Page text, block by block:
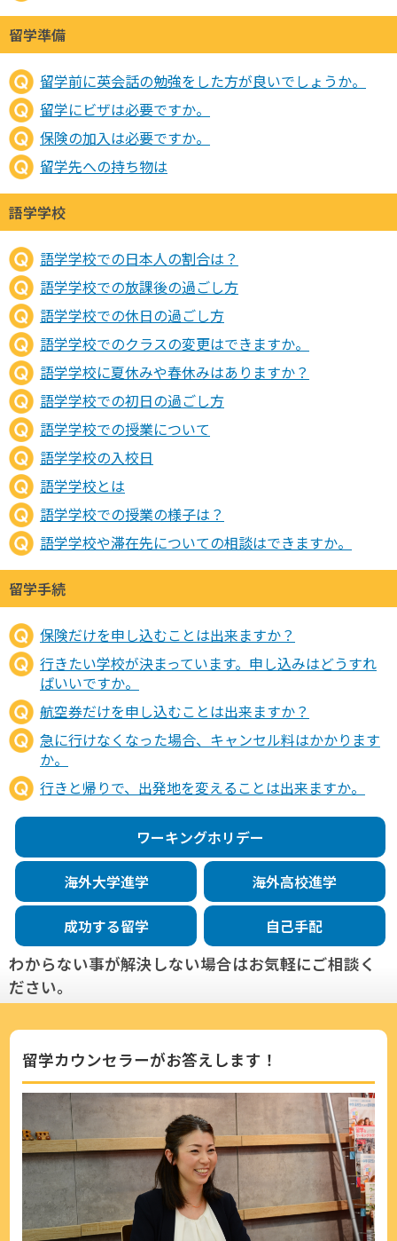
留学準備
留学前に英会話の勉強をした方が良いでしょうか。
留学にビザは必要ですか。
保険の加入は必要ですか。
留学先への持ち物は
語学学校
語学学校での日本人の割合は？
語学学校での放課後の過ごし方
語学学校での休日の過ごし方
語学学校でのクラスの変更はできますか。
語学学校に夏休みや春休みはありますか？
語学学校での初日の過ごし方
語学学校での授業について
語学学校の入校日
語学学校とは
語学学校での授業の様子は？
語学学校や滞在先についての相談はできますか。
留学手続
保険だけを申し込むことは出来ますか？
行きたい学校が決まっています。申し込みはどうすれ
ばいいですか。
航空券だけを申し込むことは出来ますか？
急に行けなくなった場合、キャンセル料はかかります
か。
行きと帰りで、出発地を変えることは出来ますか。
ワーキングホリデー
海外大学進学 海外高校進学
成功する留学 自己手配
わからない事が解決しない場合はお気軽にご相談く
ださい。
留学カウンセラーがお答えします！